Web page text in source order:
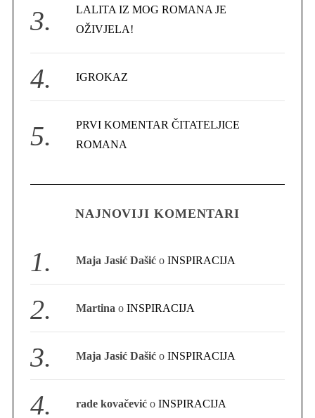
LALITA IZ MOG ROMANA JE
OŽIVJELA!
IGROKAZ
PRVI KOMENTAR ČITATELJICE
ROMANA
NAJNOVIJI KOMENTARI
Maja Jasić Dašić oINSPIRACIJA
Martina oINSPIRACIJA
Maja Jasić Dašić oINSPIRACIJA
rade kovačević oINSPIRACIJA
S
e